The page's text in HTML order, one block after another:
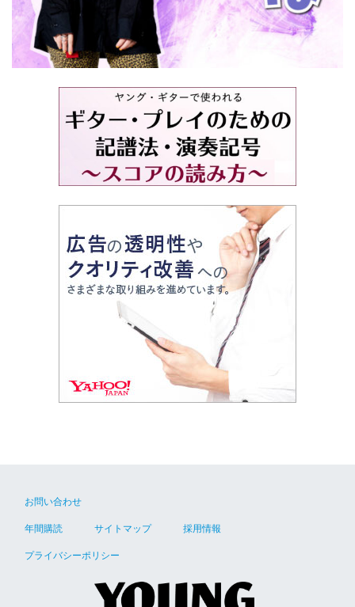
お問い合わせ
年間購読 サイトマップ 採用情報
プライバシーポリシー